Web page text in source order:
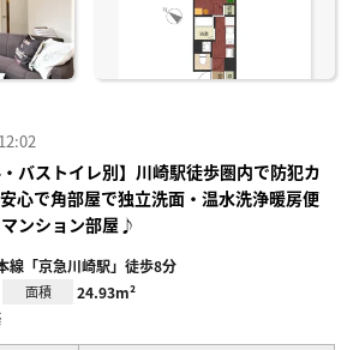
・バストイレ別】川崎駅徒歩圏内で防犯カ
心で角部屋で独立洗面・温水洗浄暖房便
ンション部屋♪
線「京急川崎駅」徒歩8分
面積 24.93m²